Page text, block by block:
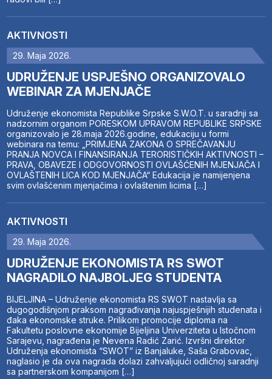
AKTIVNOSTI
29. Maja 2026.
UDRUŽENJE USPJEŠNO ORGANIZOVALO
WEBINAR ZA MJENJAČE
Udruženje ekonomista Republike Srpske S.W.O.T. u saradnji sa
nadzornim organom PORESKOM UPRAVOM REPUBLIKE SRPSKE
organizovalo je 28.maja 2026.godine, edukaciju u formi
webinara na temu: „PRIMJENA ZAKONA O SPREČAVANJU
PRANJA NOVCA I FINANSIRANJA TERORISTIČKIH AKTIVNOSTI –
PRAVA, OBAVEZE I ODGOVORNOSTI OVLAŠĆENIH MJENJAČA I
OVLAŠTENIH LICA KOD MJENJAČA“ Edukacija je namijenjena
svim ovlašćenim mjenjačima i ovlaštenim licima […]
AKTIVNOSTI
29. Maja 2026.
UDRUŽENJE EKONOMISTA RS SWOT
NAGRADILO NAJBOLJEG STUDENTA
BIJELJINA – Udruženje ekonomista RS SWOT nastavlja sa
dugogodišnjom praksom nagrađivanja najuspješnijih studenata i
đaka ekonomske struke. Prilikom promocije diploma na
Fakultetu poslovne ekonomije Bijeljina Univerziteta u Istočnom
Sarajevu, nagrađena je Nevena Radić Zarić. Izvršni direktor
Udruženja ekonomista “SWOT” iz Banjaluke, Saša Grabovac,
naglasio je da ova nagrada dolazi zahvaljujući odličnoj saradnji
sa partnerskom kompanijom […]